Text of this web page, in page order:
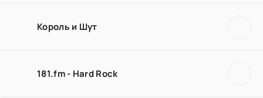
Король и Шут
181.fm - Hard Rock